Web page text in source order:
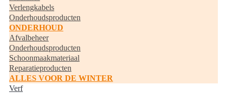
Verlengkabels
Onderhoudsproducten
ONDERHOUD
Afvalbeheer
Onderhoudsproducten
Schoonmaakmateriaal
Reparatieproducten
ALLES VOOR DE WINTER
Verf